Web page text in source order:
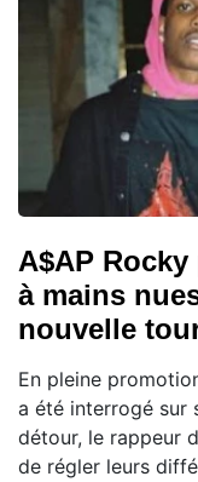
A$AP
à mains
nouvelle
En pleine
a été interrogé sur
détour, le rappeur
de régler leurs